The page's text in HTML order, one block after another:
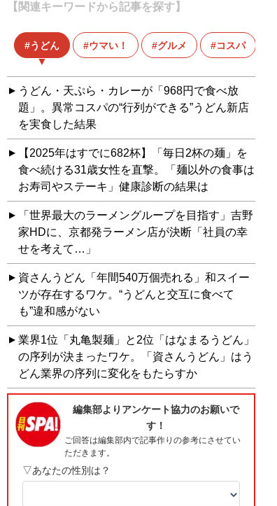
【関連キーワードから記事を探す】
うどん ウマい！ グルメ コスパ
うどん・天ぷら・カレーが「968円で食べ放
題」。異常コスパの“行列ができる”うどん新店
を実食した結果
【2025年はすでに682杯】「毎日2杯の麺」を
食べ続ける31歳女性を直撃。「麺以外の食事は
お寿司やステーキ」健康診断の結果は
「世界最大のラーメングループを目指す」吉野
家HDに、京都発ラーメン店が決断「社員の幸
せを考えて…」
資さんうどん「年間540万個売れる」和スイー
ツが存在するワケ。“うどんと交互に食べて
も”違和感がない
業界1位「丸亀製麺」と2位「はなまるうどん」
の序列が決まったワケ。「資さんうどん」はう
どん業界の序列に変化をもたらすか